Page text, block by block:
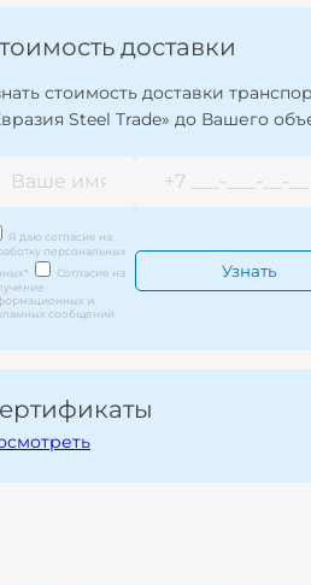
доставки
стоимость доставки
Steel Trade» до Вашего
Я даю согласие на
персональных
*
Согласие на
и
сообщений